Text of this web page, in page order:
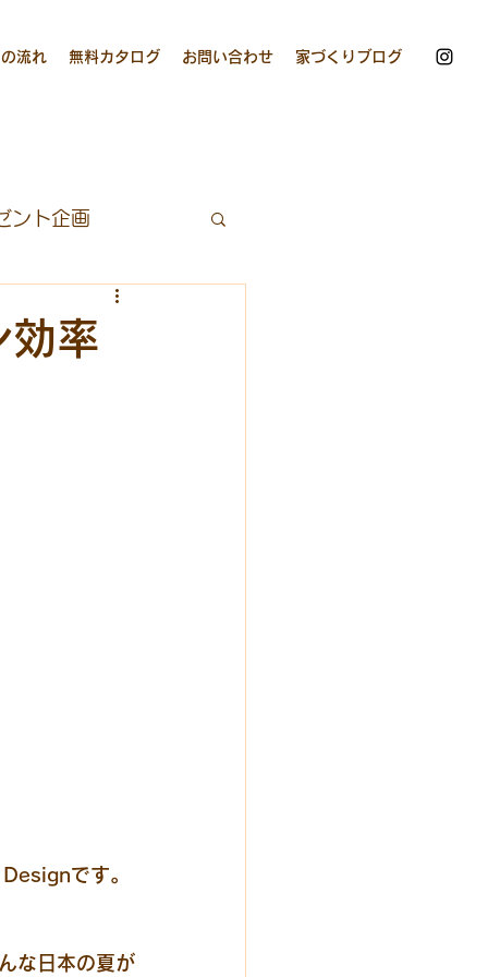
流れ 無料カタログ お問い合わせ 家づくりブログ
ント企画
キッチンカー
効率
です。
な日本の夏が